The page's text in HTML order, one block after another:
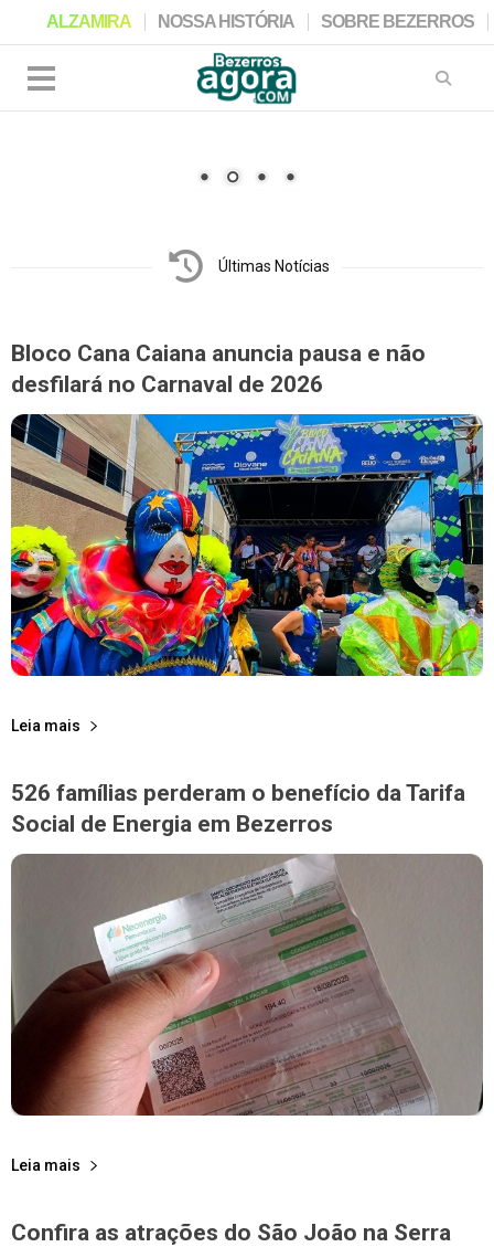
Últimas Notícias
Bloco Cana Caiana anuncia pausa e não
desfilará no Carnaval de 2026
Leia mais
526 famílias perderam o benefício da Tarifa
Social de Energia em Bezerros
Leia mais
Confira as atrações do São João na Serra
ALZAMIRA NOSSA HISTÓRIA SOBRE BEZERROS